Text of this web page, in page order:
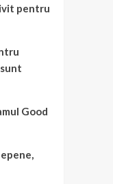
pentru
Good